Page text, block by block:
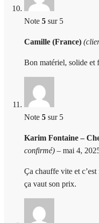
Note 5 sur 5
Camille (France)
Bon matériel, solide et
Note 5 sur 5
Karim Fontaine –
confirmé) – mai 4,
Ça chauffe vite et
ça vaut son prix.